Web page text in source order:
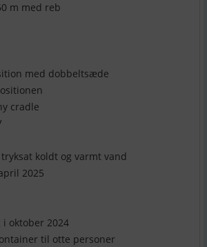
m med reb
med dobbeltsæde
cradle
koldt og varmt vand
2025
oktober 2024
til otte personer